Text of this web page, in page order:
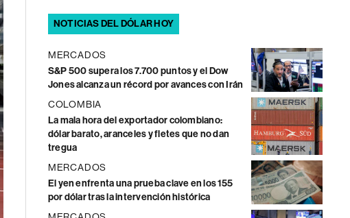
NOTICIAS DEL DÓLAR HOY
MERCADOS
S&P 500 supera los 7.700 puntos y el Dow
Jones alcanza un récord por avances con Irán
COLOMBIA
La mala hora del exportador colombiano:
dólar barato, aranceles y fletes que no dan
tregua
MERCADOS
El yen enfrenta una prueba clave en los 155
por dólar tras la intervención histórica